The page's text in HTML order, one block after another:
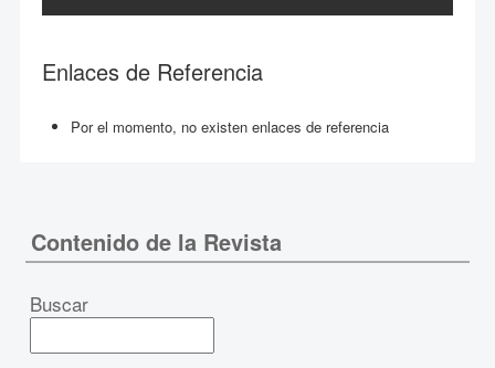
Enlaces de Referencia
Por el momento, no existen enlaces de referencia
Contenido de la Revista
Buscar